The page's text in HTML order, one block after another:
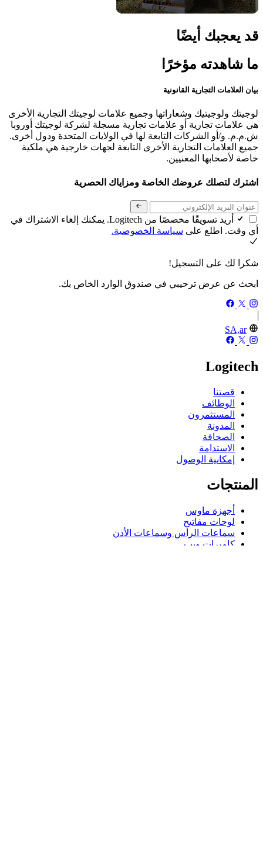
قد يعجبك أيضًا
ما شاهدته مؤخرًا
بيان العلامات التجارية القانونية
لوجيتك ولوجيتيك وشعاراتها وجميع علامات لوجيتك التجارية الأخرى
هي علامات تجارية أو علامات تجارية مسجلة لشركة لوجيتك أوروبا
ش.م.م. و/أو الشركات التابعة لها في الولايات المتحدة ودول أخرى.
جميع العلامات التجارية الأخرى التابعة لجهات خارجية هي ملكية
خاصة لأصحابها المعنيين.
اشترك لتصلك عروضك الخاصة ومزاياك الحصرية
أريد تسويقًا مخصصًا من Logitech. يمكنك إلغاء الاشتراك في
أي وقت. اطلع على سياسة الخصوصية.
شكرا لك على التسجيل!
ابحث عن عرض ترحيبي في صندوق الوارد الخاص بك.
SA,ar
Logitech
قصتنا
الوظائف
المستثمرون
المدونة
الصحافة
الاستدامة
إمكانية الوصول
المنتجات
أجهزة ماوس
لوحات مفاتيح
سماعات الرأس وسماعات الأذن
كاميرات ويب